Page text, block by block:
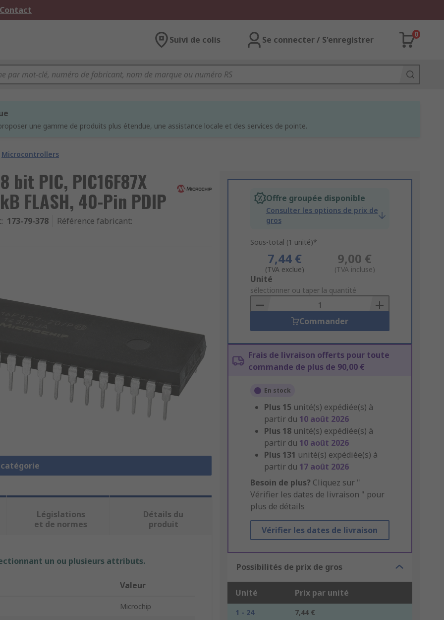
Suivi de colis Se connecter / S'enregistrer
0
une gamme de produits plus étendue, une assistance locale et des services de pointe.
Microcontrollers
bit PIC, PIC16F87X
FLASH, 40-Pin PDIP
: 173-79-378 Référence fabricant:
Offre groupée disponible
Consulter les options de prix de
gros
Sous-total (1 unité)*
7,44 €
(TVA exclue)
9,00 €
(TVA incluse)
Add
to
Basket
Unité
sélectionner ou taper la quantité
Commander
Frais de livraison offerts pour toute
commande de plus de 90,00 €
En stock
Plus 15 unité(s) expédiée(s) à
partir du 10 août 2026
Plus 18 unité(s) expédiée(s) à
partir du 10 août 2026
Plus 131 unité(s) expédiée(s) à
partir du 17 août 2026
Besoin de plus? Cliquez sur "
Vérifier les dates de livraison " pour
plus de détails
Vérifier les dates de livraison
Possibilités de prix de gros
Unité Prix par unité
1 - 24
7,44 €
Législations
et de normes
Détails du
produit
un ou plusieurs attributs.
Valeur
Microchip